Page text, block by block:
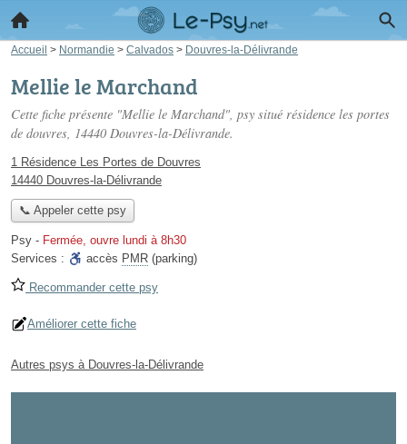
Accueil > Normandie > Calvados > Douvres-la-Délivrande
Mellie le Marchand
Cette fiche présente "Mellie le Marchand", psy situé résidence les portes
de douvres, 14440 Douvres-la-Délivrande.
1 Résidence Les Portes de Douvres
14440 Douvres-la-Délivrande
📞 Appeler cette psy
Psy - Fermée, ouvre lundi à 8h30
Services :
accès PMR (parking)
Recommander cette psy
Améliorer cette fiche
Autres psys à Douvres-la-Délivrande